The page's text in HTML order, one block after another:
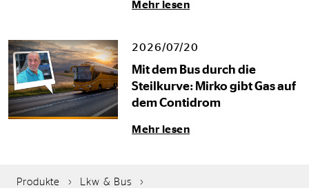
Mehr lesen
2026/07/20
Mit dem Bus durch die
Steilkurve: Mirko gibt Gas auf
dem Contidrom
Mehr lesen
Produkte
Lkw & Bus